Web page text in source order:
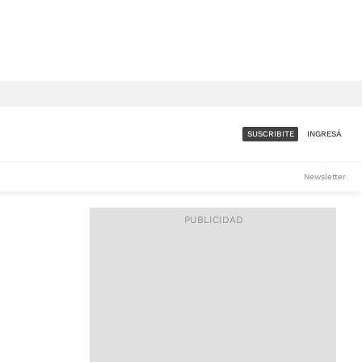
ACCESO FULL - $1.800/MES
SUSCRIBITE INGRESÁ
Newsletter